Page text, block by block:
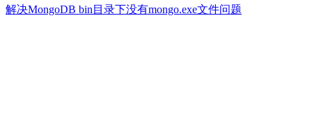
解决MongoDB bin目录下没有mongo.exe文件问题